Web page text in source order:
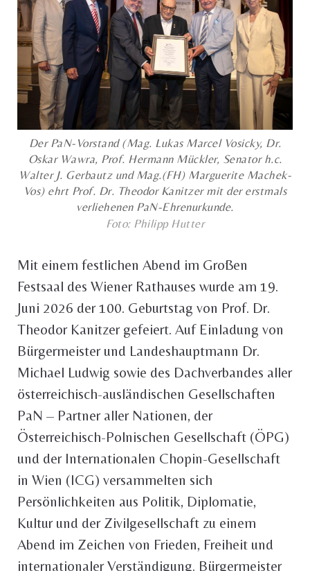
Der PaN-Vorstand (Mag. Lukas Marcel Vosicky, Dr.
Oskar Wawra, Prof. Hermann Mückler, Senator h.c.
Walter J. Gerbautz und Mag.(FH) Marguerite Machek-
Vos) ehrt Prof. Dr. Theodor Kanitzer mit der erstmals
verliehenen PaN-Ehrenurkunde.
Foto: Philipp Hutter
Mit einem festlichen Abend im Großen
Festsaal des Wiener Rathauses wurde am 19.
Juni 2026 der 100. Geburtstag von Prof. Dr.
Theodor Kanitzer gefeiert. Auf Einladung von
Bürgermeister und Landeshauptmann Dr.
Michael Ludwig sowie des Dachverbandes aller
österreichisch-ausländischen Gesellschaften
PaN – Partner aller Nationen, der
Österreichisch-Polnischen Gesellschaft (ÖPG)
und der Internationalen Chopin-Gesellschaft
in Wien (ICG) versammelten sich
Persönlichkeiten aus Politik, Diplomatie,
Kultur und der Zivilgesellschaft zu einem
Abend im Zeichen von Frieden, Freiheit und
internationaler Verständigung. Bürgermeister